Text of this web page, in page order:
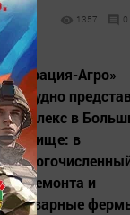
1357 0
Агро»
Трудно
в
зрелище: в
ремонта и
товарные